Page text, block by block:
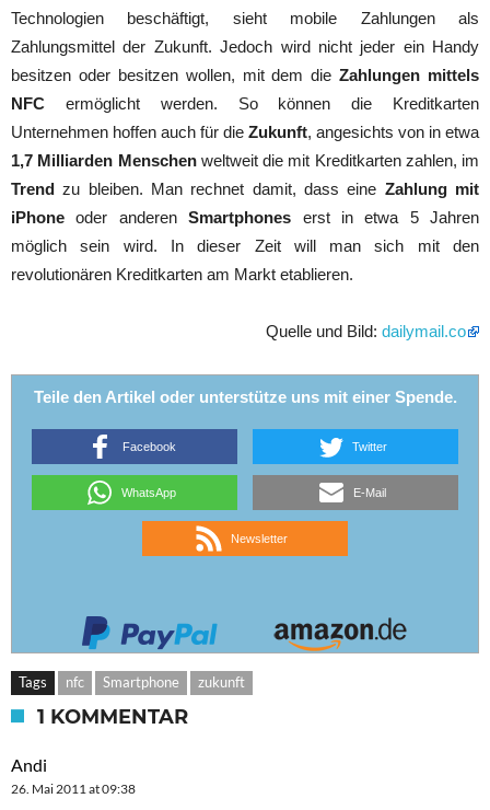
Technologien beschäftigt, sieht mobile Zahlungen als
Zahlungsmittel der Zukunft. Jedoch wird nicht jeder ein Handy
besitzen oder besitzen wollen, mit dem die Zahlungen mittels
NFC ermöglicht werden. So können die Kreditkarten
Unternehmen hoffen auch für die Zukunft, angesichts von in etwa
1,7 Milliarden Menschenweltweit die mit Kreditkarten zahlen, im
Trendzu bleiben. Man rechnet damit, dass eine Zahlung mit
iPhone oder anderenSmartphones erst in etwa 5 Jahren
möglich sein wird. In dieser Zeit will man sich mit den
revolutionären Kreditkarten am Markt etablieren.
Quelle und Bild: dailymail.co
Teile den Artikel oder unterstütze uns mit einer Spende.
Facebook Twitter
WhatsApp E-Mail
Newsletter
Tags nfc Smartphone zukunft
1 KOMMENTAR
Andi
26. Mai 2011 at 09:38